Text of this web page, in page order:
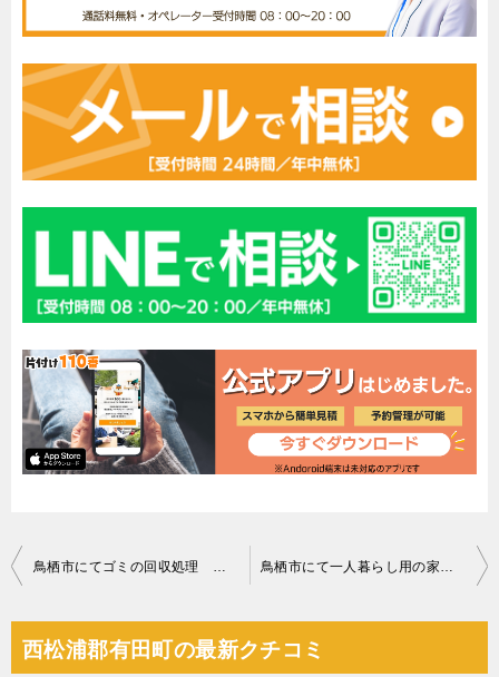
投
ナ
ビ
鳥栖市にてゴミの回収処理 お客様の声 鳥栖市にて一人暮らし用の家具家電の回収処分 お客様の声
西松浦郡有田町の最新クチコミ